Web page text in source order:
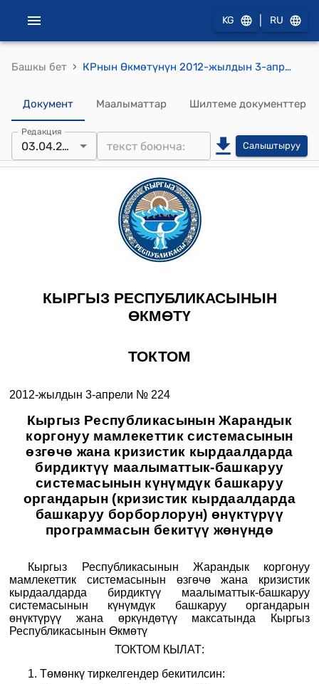
KG RU
Башкы бет › КРнын Өкмөтүнүн 2012-жылдын 3-апрелиндеги № 224 "Кыргыз Республикасынын Жарандык коргонуу мамлекеттик системасынын өзгөчө жана кризистик кырдаалдарда бирдиктүү маалыматтык-башкаруу системасынын күнүмдүк башкаруу органдарын (кризистик кырдаалдарда башкаруу борборлорун) өнүктүрүү программасын бекитүү жөнүндө" токтому
Документ Маалыматтар Шилтеме документтер
Редакция
03.04.2012 Салыштыруу